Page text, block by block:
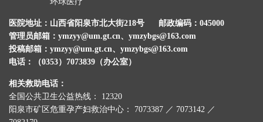
医院地址：山西省阳泉市北大街218号
邮政编码：045000
管理员邮箱：ymzyy@um.gt.cn、ymzybgs@163.com
投稿邮箱：ymzyy@um.gt.cn、ymzybgs@163.com
电话：（0353）7073839（办公室）
相关救助电话：
全国公共卫生公益热线： 12320
阳泉市矿区危重孕产妇救治中心： 7073387 ／ 7073142 ／